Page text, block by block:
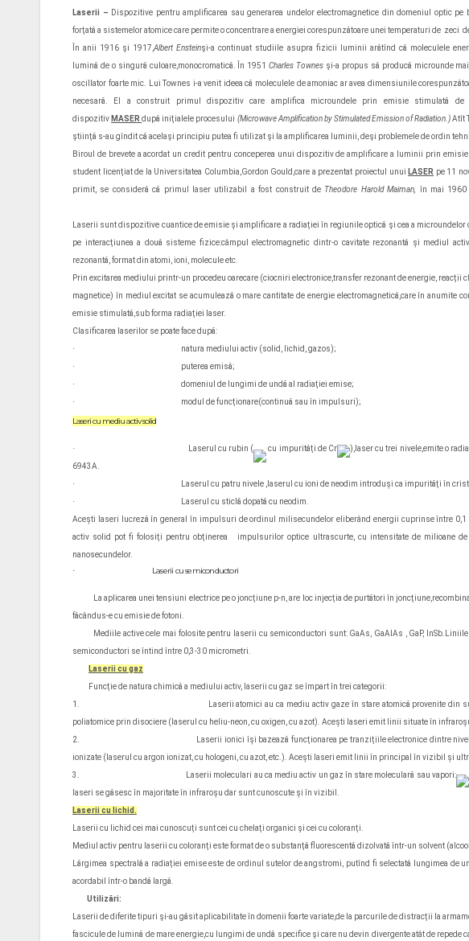
Laserii – Dispozitive pentru amplificarea sau generarea undelor electromagnetice din domeniul optic pe
forţată a sistemelor atomice care permite o concentrare a energiei corespunzătoare unei temperaturi de zeci
În anii 1916 şi 1917,Albert Ensteinşi-a continuat studiile asupra fizicii luminii arătînd că moleculele
lumină de o singură culoare,monocromatică. În 1951Charles Townes şi-a propus să producă microunde
oscillator foarte mic. Lui Townes i-a venit ideea că moleculele de amoniac ar avea dimensiunile
necesară. El a construit primul dispozitiv care amplifica microundele prin emisie stimulată
dispozitiv MASERdupă iniţialele procesului (Microwave Amplification by Stimulated Emission of Radiation.)Atît
ştiinţă s-au gîndit că acelaşi principiu putea fi utilizat şi la amplificarea luminii, deşi problemele de ordin
Biroul de brevete a acordat un credit pentru conceperea unui dispozitiv de amplificare a luminii prin
student licenţiat de la Universitatea Columbia,Gordon Gould,care a prezentat proiectul unui LASER pe 11
primit, se consideră că primul laser utilizabil a fost construit de Theodore Harold Maiman, în mai
Laserii sunt dispozitive cuantice de emisie şi amplificare a radiaţiei în regiunile optică şi cea a microundelor
pe interacţiunea a două sisteme fizice:câmpul electromagnetic dintr-o cavitate rezonantă şi mediul
rezonantă, format din atomi, ioni, molecule etc.
Prin excitarea mediului printr-un procedeu oarecare (ciocniri electronice,transfer rezonant de energie, reacţii
magnetice) în mediul excitat se acumulează o mare cantitate de energie electromagnetică,care în anumite
emisie stimulată,sub forma radiaţiei laser.
Clasificarea laserilor se poate face după:
·
natura mediului activ (solid, lichid, gazos);
·
puterea emisă;
·
domeniul de lungimi de undă al radiaţiei emise;
·
modul de funcţionare(continuă sau în impulsuri);
Laseri cu mediu activ solid
· Laserul cu rubin ( cu impurităţi de Cr
),laser cu trei nivele,emite o
6943A.
·
Laserul cu patru nivele ,laserul cu ioni de neodim introduşi ca impurităţi în
·
Laserul cu sticlă dopată cu neodim.
Aceşti laseri lucreză în general în impulsuri de ordinul milisecundelor eliberând energii cuprinse între
activ solid pot fi folosiţi pentru obţinerea impulsurilor optice ultrascurte, cu intensitate de milioane de
nanosecundelor.
·
Laserii cu semiconductori
La aplicarea unei tensiuni electrice pe o joncţiune p-n, are loc injecţia de purtători în
făcândus-e cu emisie de fotoni.
Mediile active cele mai folosite pentru laserii cu semiconductori sunt: GaAs, GaAlAs , GaP,
semiconductori se întind între 0,3-30 micrometri.
Laserii cu gaz
Funcţie de natura chimică a mediului activ, laserii cu gaz se împart în trei categorii:
1.
Laserii atomici au ca mediu activ gaze în stare atomică provenite din
poliatomice prin disociere (laserul cu heliu-neon, cu oxigen, cu azot). Aceşti laseri emit linii situate în
2.
Laserii ionici îşi bazează funcţionarea pe tranziţiile electronice dintre
ionizate (laserul cu argon ionizat, cu hologeni, cu azot, etc.). Aceşti laseri emit linii în principal în vizibil şi
3.
Laserii moleculari au ca mediu activ un gaz în stare moleculară sau vapori:
laseri se găsesc în majoritate în infraroşu dar sunt cunoscute şi în vizibil.
Laserii cu lichid.
Laserii cu lichid cei mai cunoscuţi sunt cei cu chelaţi organici şi cei cu coloranţi.
Mediul activ pentru laserii cu coloranţi este format de o substanţă fluorescentă dizolvată într-un solvent
Lărgimea spectrală a radiaţiei emise este de ordinul sutelor de angstromi, putînd fi selectată lungimea de
acordabil într-o bandă largă.
Utilizări:
Laserii de diferite tipuri şi-au găsit aplicabilitate în domenii foarte variate,de la parcurile de distracţii la
fascicule de lumină de mare energie,cu lungimi de undă specifice şi care nu devin divergente atât de repede